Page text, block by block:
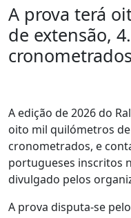
A prova terá
de extensão,
A edição de 2026 do
oito mil quilómetros
cronometrados, e
portugueses inscritos
divulgado pelos
A prova disputa-se